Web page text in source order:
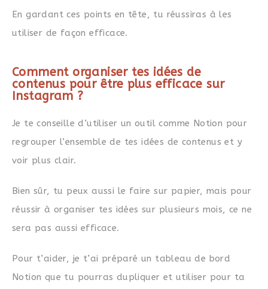
En gardant ces points en tête, tu réussiras à les
utiliser de façon efficace.
Comment organiser tes idées de
contenus pour être plus efficace sur
Instagram ?
Je te conseille d’utiliser un outil comme Notion pour
regrouper l’ensemble de tes idées de contenus et y
voir plus clair.
Bien sûr, tu peux aussi le faire sur papier, mais pour
réussir à organiser tes idées sur plusieurs mois, ce ne
sera pas aussi efficace.
Pour t’aider, je t’ai préparé un tableau de bord
Notion que tu pourras dupliquer et utiliser pour ta